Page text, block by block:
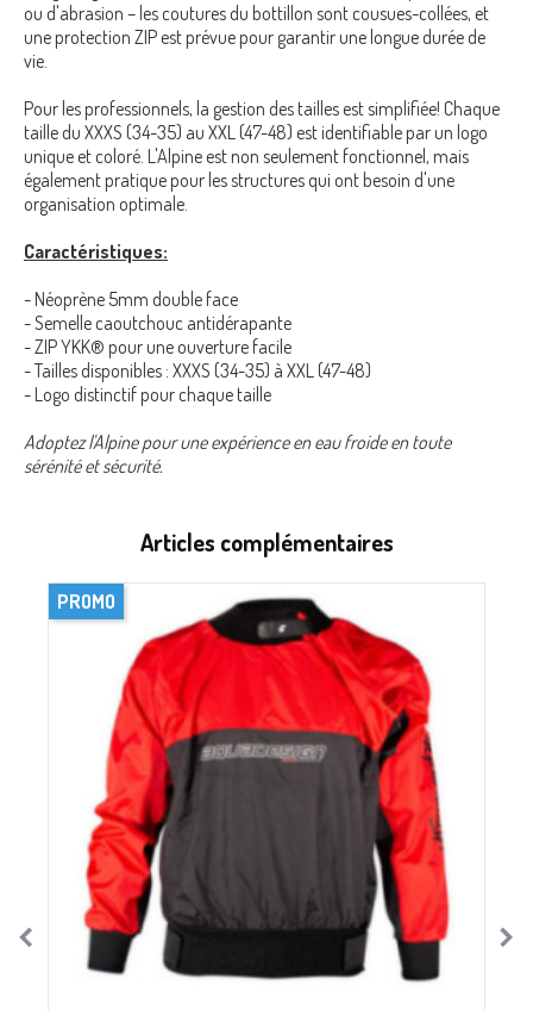
Articles complémentaires
PROMO
ou d'abrasion – les coutures du bottillon sont cousues-collées, et
une protection ZIP est prévue pour garantir une longue durée de
vie.
Pour les professionnels, la gestion des tailles est simplifiée! Chaque
taille du XXXS (34-35) au XXL (47-48) est identifiable par un logo
unique et coloré. L'Alpine est non seulement fonctionnel, mais
également pratique pour les structures qui ont besoin d'une
organisation optimale.
Caractéristiques:
- Néoprène 5mm double face
- Semelle caoutchouc antidérapante
- ZIP YKK® pour une ouverture facile
- Tailles disponibles : XXXS (34-35) à XXL (47-48)
- Logo distinctif pour chaque taille
Adoptez l'Alpine pour une expérience en eau froide en toute
sérénité et sécurité.